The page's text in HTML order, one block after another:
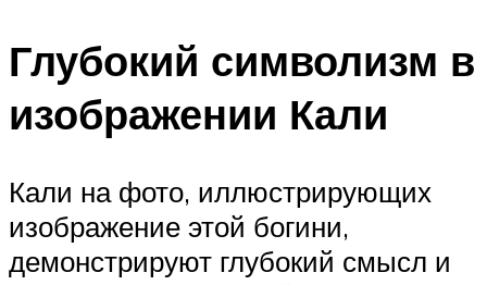
Глубокий символизм в
изображении Кали
Кали на фото, иллюстрирующих
изображение этой богини,
демонстрируют глубокий смысл и